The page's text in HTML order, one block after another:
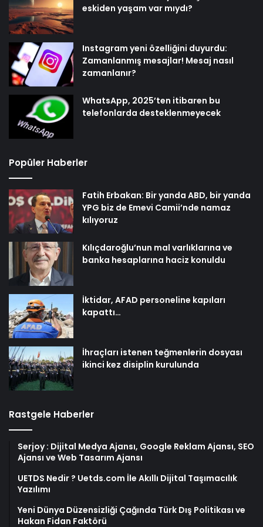
eskiden yaşam var mıydı?
Instagram yeni özelliğini duyurdu:
Zamanlanmış mesajlar! Mesaj nasıl
zamanlanır?
WhatsApp, 2025’ten itibaren bu
telefonlarda desteklenmeyecek
Popüler Haberler
Fatih Erbakan: Bir yanda ABD, bir yanda
YPG biz de Emevi Camii’nde namaz
kılıyoruz
Kılıçdaroğlu’nun mal varlıklarına ve
banka hesaplarına haciz konuldu
İktidar, AFAD personeline kapıları
kapattı…
İhraçları istenen teğmenlerin dosyası
ikinci kez disiplin kurulunda
Rastgele Haberler
Serjoy : Dijital Medya Ajansı, Google Reklam Ajansı, SEO
Ajansı ve Web Tasarım Ajansı
UETDS Nedir ? Uetds.com İle Akıllı Dijital Taşımacılık
Yazılımı
Yeni Dünya Düzensizliği Çağında Türk Dış Politikası ve
Hakan Fidan Faktörü